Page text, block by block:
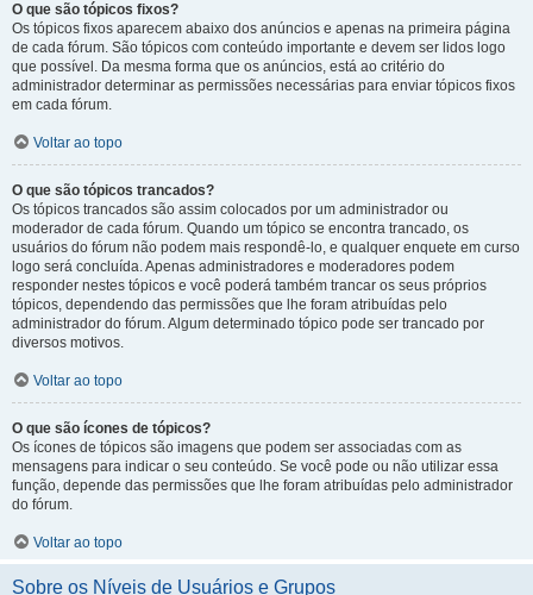
O que são tópicos fixos?
Os tópicos fixos aparecem abaixo dos anúncios e apenas na primeira página
de cada fórum. São tópicos com conteúdo importante e devem ser lidos logo
que possível. Da mesma forma que os anúncios, está ao critério do
administrador determinar as permissões necessárias para enviar tópicos fixos
em cada fórum.
Voltar ao topo
O que são tópicos trancados?
Os tópicos trancados são assim colocados por um administrador ou
moderador de cada fórum. Quando um tópico se encontra trancado, os
usuários do fórum não podem mais respondê-lo, e qualquer enquete em curso
logo será concluída. Apenas administradores e moderadores podem
responder nestes tópicos e você poderá também trancar os seus próprios
tópicos, dependendo das permissões que lhe foram atribuídas pelo
administrador do fórum. Algum determinado tópico pode ser trancado por
diversos motivos.
Voltar ao topo
O que são ícones de tópicos?
Os ícones de tópicos são imagens que podem ser associadas com as
mensagens para indicar o seu conteúdo. Se você pode ou não utilizar essa
função, depende das permissões que lhe foram atribuídas pelo administrador
do fórum.
Voltar ao topo
Sobre os Níveis de Usuários e Grupos